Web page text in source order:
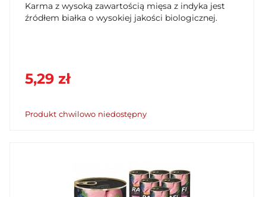
Karma z wysoką zawartością mięsa z indyka jest
źródłem białka o wysokiej jakości biologicznej.
5,29 zł
Produkt chwilowo niedostępny